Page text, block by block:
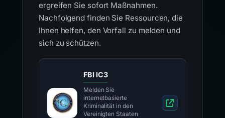
ergreifen Sie sofort Maßnahmen.
Nachfolgend finden Sie Ressourcen, die
Ihnen helfen, den Vorfall zu melden und
sich zu schützen.
FBI IC3
Melden Sie
internetbasierte
Kriminalität in den
Vereinigten Staaten